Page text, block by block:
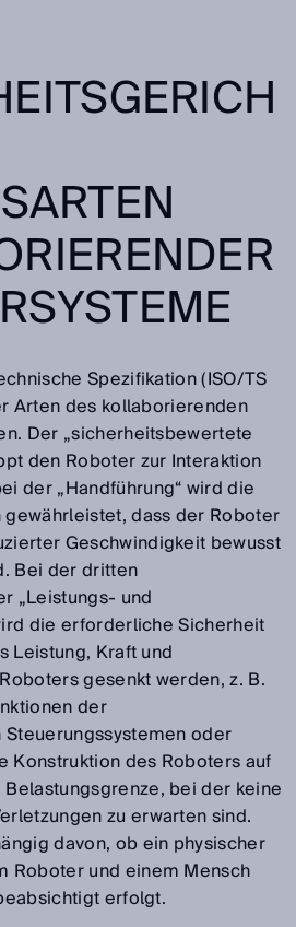
Spezifikation (ISO/TS
Arten des kollaborierenden
Der „sicherheitsbewertete
den Roboter zur Interaktion
der „Handführung“ wird die
dass der Roboter
Geschwindigkeit bewusst
Bei der dritten
„Leistungs- und
die erforderliche Sicherheit
Leistung, Kraft und
gesenkt werden, z. B.
der
oder
Konstruktion des Roboters auf
bei der keine
zu erwarten sind.
davon, ob ein physischer
Roboter und einem Mensch
erfolgt.